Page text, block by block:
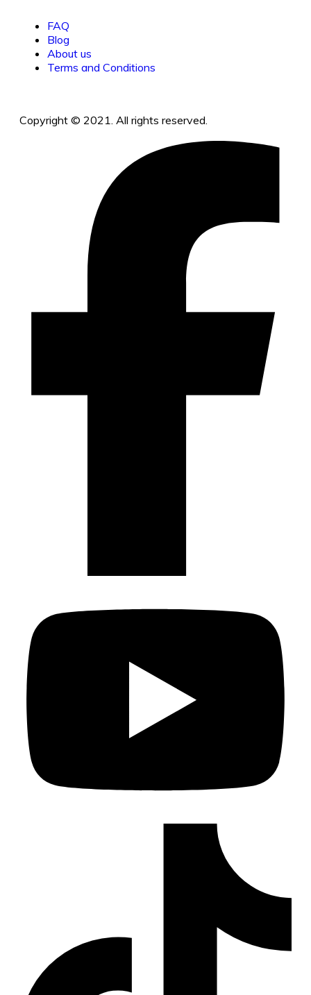
FAQ
Blog
About us
Terms and Conditions
Copyright © 2021. All rights reserved.